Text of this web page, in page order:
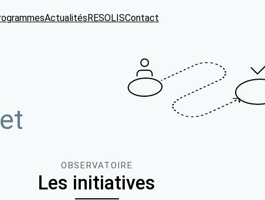
ActualitésRESOLISContact
OBSERVATOIRE
Les initiatives